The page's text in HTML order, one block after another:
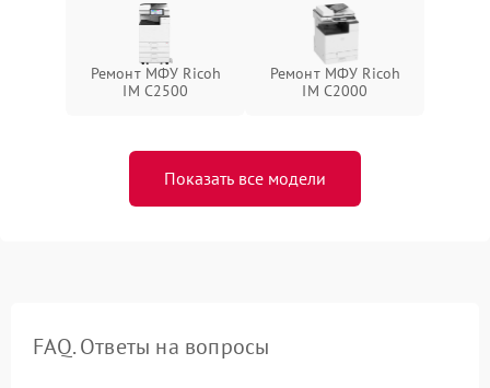
Ремонт МФУ Ricoh
IM C2500
Ремонт МФУ Ricoh
IM C2000
Показать все модели
FAQ. Ответы на вопросы